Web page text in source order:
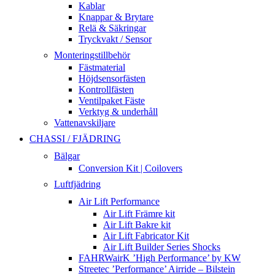
Kablar
Knappar & Brytare
Relä & Säkringar
Tryckvakt / Sensor
Monteringstillbehör
Fästmaterial
Höjdsensorfästen
Kontrollfästen
Ventilpaket Fäste
Verktyg & underhåll
Vattenavskiljare
CHASSI / FJÄDRING
Bälgar
Conversion Kit | Coilovers
Luftfjädring
Air Lift Performance
Air Lift Främre kit
Air Lift Bakre kit
Air Lift Fabricator Kit
Air Lift Builder Series Shocks
FAHRWairK ’High Performance’ by KW
Streetec ’Performance’ Airride – Bilstein